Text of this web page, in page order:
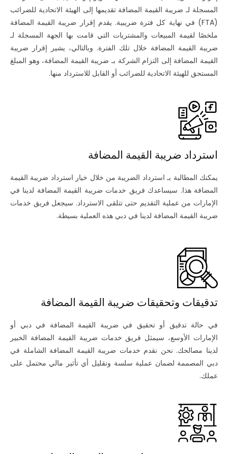
المسجلة لـ ضريبة القيمة المضافة تقديمها إلى الهيئة الاتحادية للضرائب
(FTA) في نهاية كل فترة ضريبية. يقدم إقرار ضريبة القيمة المضافة
ملخصًا لقيمة المبيعات والمشتريات التي قامت بها الجهة المسجلة لـ
ضريبة القيمة المضافة خلال تلك الفترة. وبالتالي، يشير إقرار ضريبة
القيمة المضافة إلى التزام الشركة بـ ضريبة القيمة المضافة، وهو المبلغ
المستحق للهيئة الاتحادية للضرائب أو القابل للاسترداد منها.
استرداد ضريبة القيمة المضافة
يمكنك المطالبة بـ استرداد الضريبة من خلال خيار استرداد ضريبة القيمة
المضافة هذا. سيساعدك فريق خدمات ضريبة القيمة المضافة لدينا في
الإمارات من عملية التقديم حتى تتلقى الاسترداد. سيجعل فريق خدمات
ضريبة القيمة المضافة لدينا في دبي هذه العملية بسيطة.
تدقيقات وتحقيقات ضريبة القيمة المضافة
في حالة تدقيق أو تحقيق في ضريبة القيمة المضافة في دبي أو
الإمارات الأوسع، سيمثل فريق خدمات ضريبة القيمة المضافة الخبير
لدينا مصالحك. نحن نقدم خدمات ضريبة القيمة المضافة الشاملة في
دبي المصممة لضمان عملية سلسة وتقليل أي تأثير مالي محتمل على
عملك.